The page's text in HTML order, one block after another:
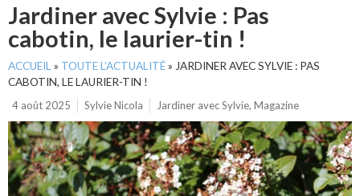
Jardiner avec Sylvie : Pas
cabotin, le laurier-tin !
ACCUEIL » TOUTE L’ACTUALITÉ» JARDINER AVEC SYLVIE : PAS
CABOTIN, LE LAURIER-TIN !
4 août 2025
Sylvie Nicola Jardiner avec Sylvie, Magazine